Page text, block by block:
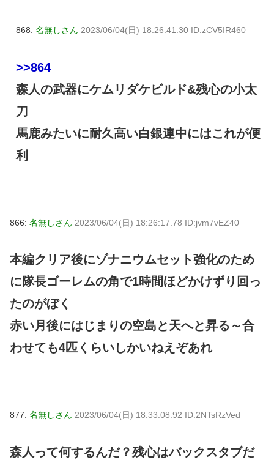
868: 名無しさん 2023/06/04(日) 18:26:41.30 ID:zCV5IR460
>>864
森人の武器にケムリダケビルド&残心の小太
刀
馬鹿みたいに耐久高い白銀連中にはこれが便
利
866: 名無しさん 2023/06/04(日) 18:26:17.78 ID:jvm7vEZ40
本編クリア後にゾナニウムセット強化のため
に隊長ゴーレムの角で1時間ほどかけずり回っ
たのがぼく
赤い月後にはじまりの空島と天へと昇る～合
わせても4匹くらいしかいねえぞあれ
877: 名無しさん 2023/06/04(日) 18:33:08.92 ID:2NTsRzVed
森人って何するんだ？残心はバックスタブだ